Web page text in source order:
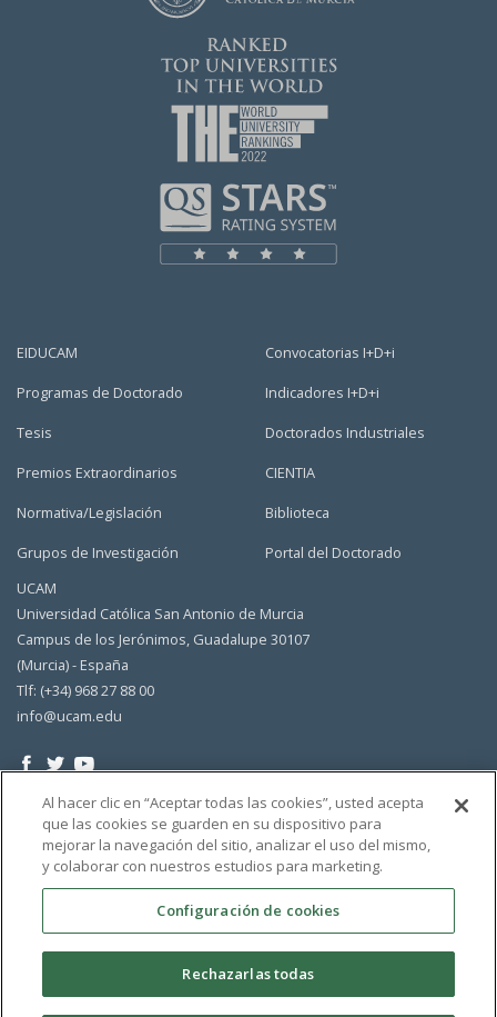
EIDUCAM
Programas de Doctorado
Tesis
Premios Extraordinarios
Normativa/Legislación
Grupos de Investigación
Convocatorias I+D+i
Indicadores I+D+i
Doctorados Industriales
CIENTIA
Biblioteca
Portal del Doctorado
UCAM
Universidad Católica San Antonio de Murcia
Campus de los Jerónimos, Guadalupe 30107
(Murcia) - España
Tlf: (+34) 968 27 88 00
info@ucam.edu
Al hacer clic en “Aceptar todas las cookies”, usted acepta
que las cookies se guarden en su dispositivo para
mejorar la navegación del sitio, analizar el uso del mismo,
y colaborar con nuestros estudios para marketing.
Configuración de cookies
Rechazarlas todas